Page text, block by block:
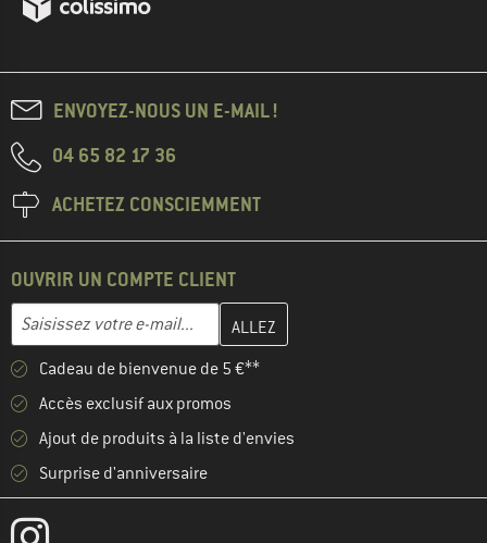
ENVOYEZ-NOUS UN E-MAIL !
04 65 82 17 36
ACHETEZ CONSCIEMMENT
OUVRIR UN COMPTE CLIENT
Adresse e-mail
Entrez votre adresse e-mail ici et créez votre compte client à la
Cadeau de bienvenue de 5 €**
Accès exclusif aux promos
Ajout de produits à la liste d'envies
Surprise d'anniversaire